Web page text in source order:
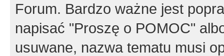
Forum. Bardzo ważne jest
napisać "Proszę o POMOC"
usuwane, nazwa tematu musi